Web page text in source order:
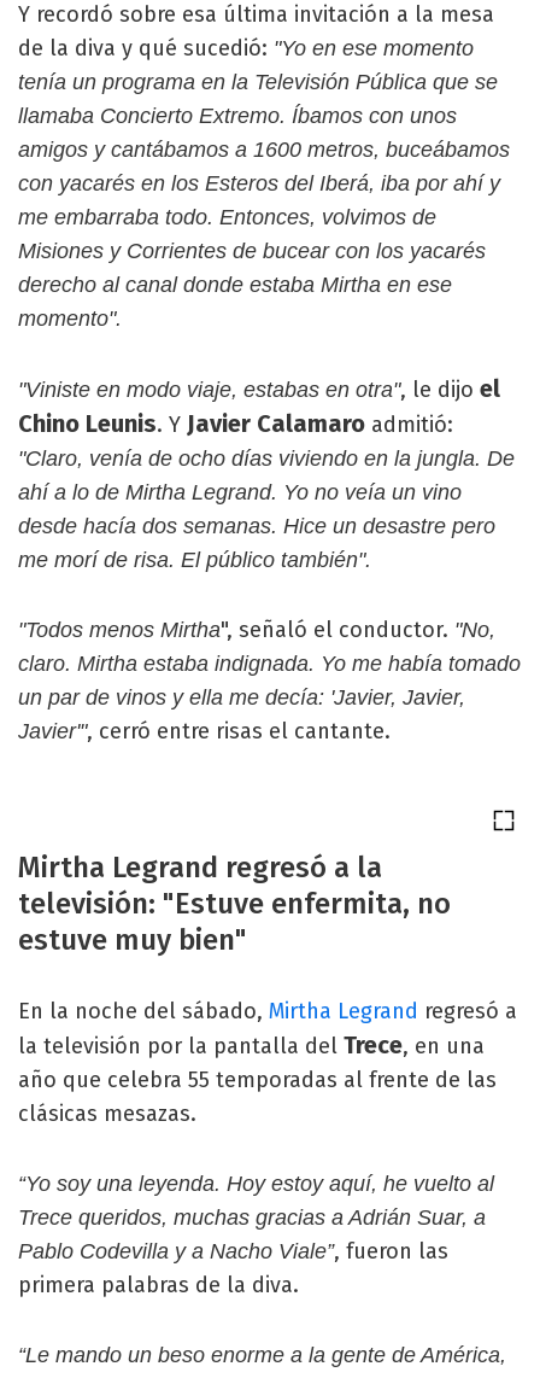
Y recordó sobre esa última invitación a la mesa
de la diva y qué sucedió: "Yo en ese momento
tenía un programa en la Televisión Pública que se
llamaba Concierto Extremo. Íbamos con unos
amigos y cantábamos a 1600 metros, buceábamos
con yacarés en los Esteros del Iberá, iba por ahí y
me embarraba todo. Entonces, volvimos de
Misiones y Corrientes de bucear con los yacarés
derecho al canal donde estaba Mirtha en ese
momento".
"Viniste en modo viaje, estabas en otra", le dijo el
Chino Leunis. Y Javier Calamaro admitió:
"Claro, venía de ocho días viviendo en la jungla. De
ahí a lo de Mirtha Legrand. Yo no veía un vino
desde hacía dos semanas. Hice un desastre pero
me morí de risa. El público también".
"Todos menos Mirtha", señaló el conductor. "No,
claro. Mirtha estaba indignada. Yo me había tomado
un par de vinos y ella me decía: 'Javier, Javier,
Javier'", cerró entre risas el cantante.
Mirtha Legrand regresó a la
televisión: "Estuve enfermita, no
estuve muy bien"
En la noche del sábado, Mirtha Legrand regresó a
la televisión por la pantalla del Trece, en una
año que celebra 55 temporadas al frente de las
clásicas mesazas.
“Yo soy una leyenda. Hoy estoy aquí, he vuelto al
Trece queridos, muchas gracias a Adrián Suar, a
Pablo Codevilla y a Nacho Viale”, fueron las
primera palabras de la diva.
“Le mando un beso enorme a la gente de América,